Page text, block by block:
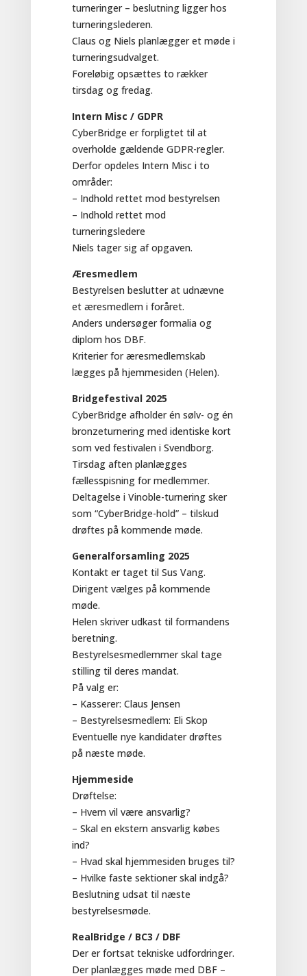
turneringer – beslutning ligger hos
turneringslederen.
Claus og Niels planlægger et møde i
turneringsudvalget.
Foreløbig opsættes to rækker
tirsdag og fredag.
Intern Misc / GDPR
CyberBridge er forpligtet til at
overholde gældende GDPR-regler.
Derfor opdeles Intern Misc i to
områder:
– Indhold rettet mod bestyrelsen
– Indhold rettet mod
turneringsledere
Niels tager sig af opgaven.
Æresmedlem
Bestyrelsen beslutter at udnævne
et æresmedlem i foråret.
Anders undersøger formalia og
diplom hos DBF.
Kriterier for æresmedlemskab
lægges på hjemmesiden (Helen).
Bridgefestival 2025
CyberBridge afholder én sølv- og én
bronzeturnering med identiske kort
som ved festivalen i Svendborg.
Tirsdag aften planlægges
fællesspisning for medlemmer.
Deltagelse i Vinoble-turnering sker
som “CyberBridge-hold” – tilskud
drøftes på kommende møde.
Generalforsamling 2025
Kontakt er taget til Sus Vang.
Dirigent vælges på kommende
møde.
Helen skriver udkast til formandens
beretning.
Bestyrelsesmedlemmer skal tage
stilling til deres mandat.
På valg er:
– Kasserer: Claus Jensen
– Bestyrelsesmedlem: Eli Skop
Eventuelle nye kandidater drøftes
på næste møde.
Hjemmeside
Drøftelse:
– Hvem vil være ansvarlig?
– Skal en ekstern ansvarlig købes
ind?
– Hvad skal hjemmesiden bruges til?
– Hvilke faste sektioner skal indgå?
Beslutning udsat til næste
bestyrelsesmøde.
RealBridge / BC3 / DBF
Der er fortsat tekniske udfordringer.
Der planlægges møde med DBF –